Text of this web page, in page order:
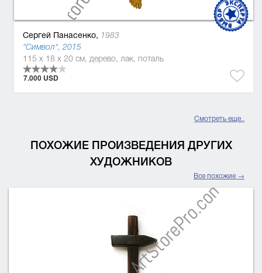
Сергей Панасенко, 1983
"Символ", 2015
115 x 18 x 20 см, дерево, лак, поталь
7.000 USD
Смотреть еще..
ПОХОЖИЕ ПРОИЗВЕДЕНИЯ ДРУГИХ
ХУДОЖНИКОВ
Все похожие →